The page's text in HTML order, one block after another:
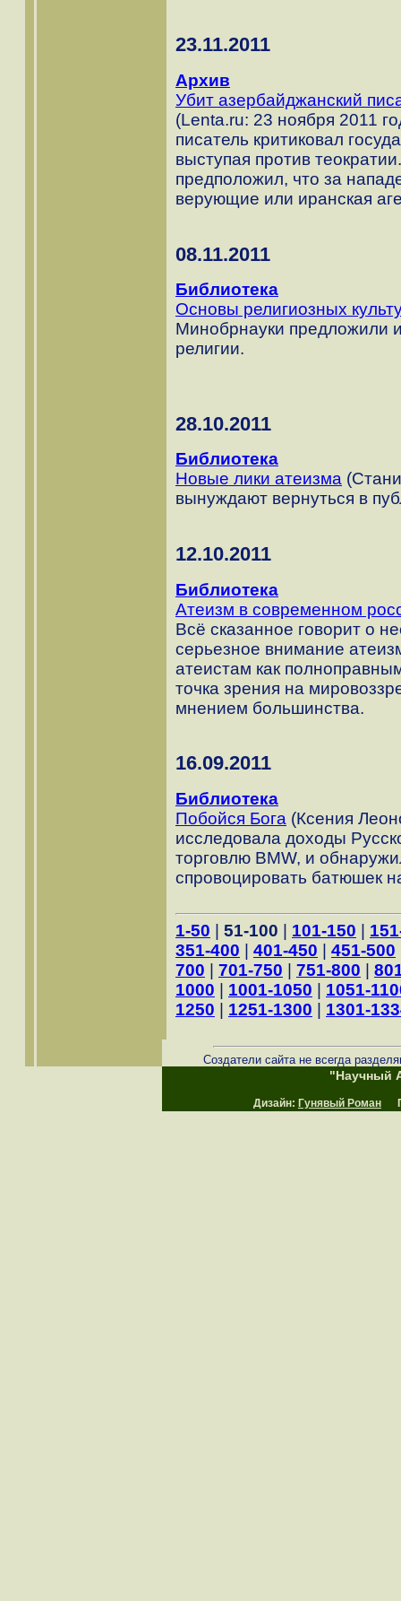
23.11.2011
Архив
Убит азербайджанский
(Lenta.ru: 23 ноября 2011
писатель критиковал
выступая против
предположил, что за
верующие или иранская
08.11.2011
Библиотека
Основы религиозных
Минобрнауки предложили
религии.
28.10.2011
Библиотека
Новые лики атеизма
вынуждают вернуться в
12.10.2011
Библиотека
Атеизм в современном
Всё сказанное говорит о
серьезное внимание
атеистам как
точка зрения на
мнением большинства.
16.09.2011
Библиотека
Побойся Бога (Ксения
исследовала доходы
торговлю BMW, и
спровоцировать батюшек
1-50 51-100 101-150
351-400
401-450 451-500
700
701-750 751-800
1000
1001-1050
1051-
1250
1251-1300 1301-
Создатели сайта не всегда
"Научный
Дизайн: Гунявый Роман